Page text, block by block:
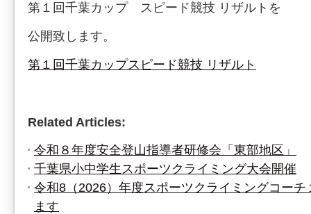
第１回千葉カップ スピード競技 リザルトを
公開致します。
第１回千葉カップスピード競技 リザルト
Related Articles:
令和８年度安全登山指導者研修会「東部地区」
千葉県小中学生スポーツクライミング大会開催
令和8（2026）年度スポーツクライミングコー
ます